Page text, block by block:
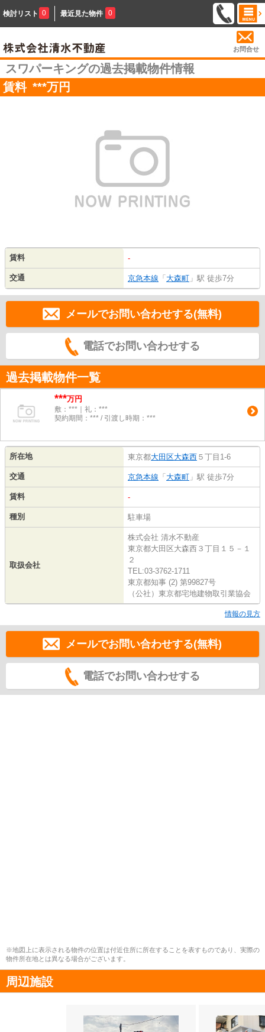
検討リスト 0 最近見た物件 0
お問合せ
スワパーキングの過去掲載物件情報
賃料 ***万円
賃料 -
交通 京急本線 「 大森町 」駅 徒歩7分
メールでお問い合わせする(無料)
電話でお問い合わせする
過去掲載物件一覧
***万円
敷：***｜礼：***
契約期間：*** / 引渡し時期：***
所在地 東京都大田区大森西 ５丁目1-6
交通 京急本線 「 大森町 」駅 徒歩7分
賃料 -
種別 駐車場
取扱会社
株式会社 清水不動産
東京都大田区大森西３丁目１５－１
２
TEL:03-3762-1711
東京都知事 (2) 第99827号
（公社）東京都宅地建物取引業協会
情報の見方
メールでお問い合わせする(無料)
電話でお問い合わせする
※地図上に表示される物件の位置は付近住所に所在することを表すものであり、実際の
物件所在地とは異なる場合がございます。
周辺施設